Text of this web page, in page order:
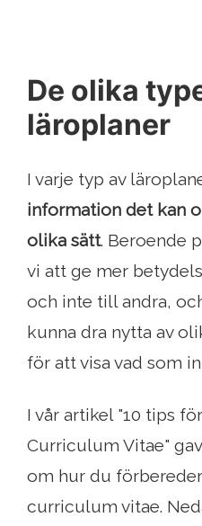
De olika
läroplaner
I varje typ av
information det kan
olika sätt. Beroende
vi att ge mer
och inte till andra,
kunna dra nytta av
för att visa vad som
I vår artikel "10 tips
Curriculum Vitae"
om hur du
curriculum vitae.